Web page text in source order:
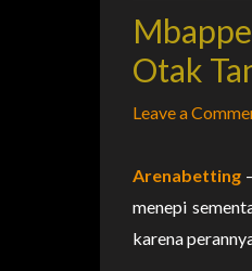
Otak
Leave a
Arenabetting
menepi
karena